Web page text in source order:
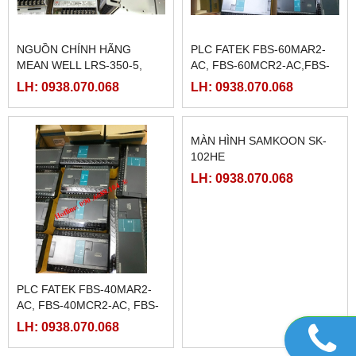
RƠ LE BÁN DẪN KYOTTO
KD40C100AX
LH: 0938.070.068
DRIVER SCHNEIDER
KHIỂN SERVO
LXM23DU20M3X
LH: 0938.070.068
NGUỒN CHÍNH HÃNG
PLC FATEK FBS-60MAR2-